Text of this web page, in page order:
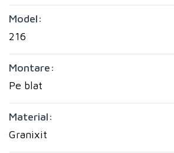
Model:
216
Montare:
Pe blat
Material:
Granixit